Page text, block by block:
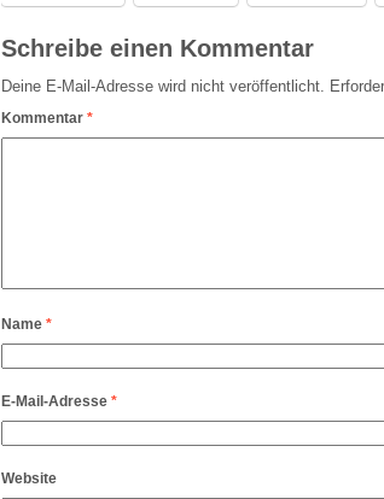
Schreibe einen Kommentar
Deine E-Mail-Adresse wird nicht veröffentlicht.
Kommentar *
Name *
E-Mail-Adresse *
Website